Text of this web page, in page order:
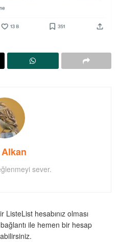
sever.
hesabınız olması
ile hemen bir hesap